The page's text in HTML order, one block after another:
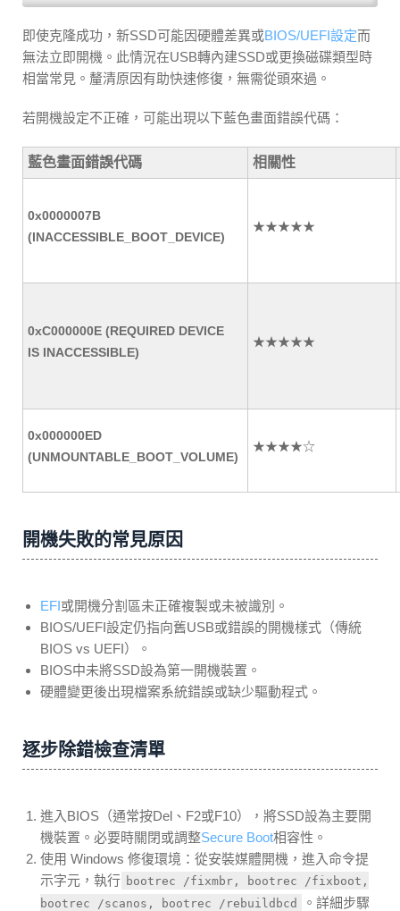
即使克隆成功，新SSD可能因硬體差異或BIOS/UEFI設定而
無法立即開機。此情況在USB轉內建SSD或更換磁碟類型時
相當常見。釐清原因有助快速修復，無需從頭來過。
若開機設定不正確，可能出現以下藍色畫面錯誤代碼：
藍色畫面錯誤代碼 相關性
0x0000007B
(INACCESSIBLE_BOOT_DEVICE)
★★★★★
0xC000000E (REQUIRED DEVICE
IS INACCESSIBLE)
★★★★★
0x000000ED
(UNMOUNTABLE_BOOT_VOLUME)
★★★★☆
開機失敗的常見原因
EFI或開機分割區未正確複製或未被識別。
BIOS/UEFI設定仍指向舊USB或錯誤的開機樣式（傳統
BIOS vs UEFI）。
BIOS中未將SSD設為第一開機裝置。
硬體變更後出現檔案系統錯誤或缺少驅動程式。
逐步除錯檢查清單
進入BIOS（通常按Del、F2或F10），將SSD設為主要開
機裝置。必要時關閉或調整Secure Boot相容性。
使用 Windows 修復環境：從安裝媒體開機，進入命令提
示字元，執行 bootrec /fixmbr, bootrec /fixboot,
bootrec /scanos, bootrec /rebuildbcd
。詳細步驟